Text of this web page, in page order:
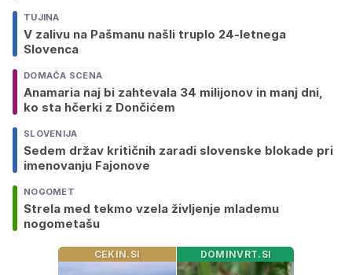
TUJINA
V zalivu na Pašmanu našli truplo 24-letnega
Slovenca
DOMAČA SCENA
Anamaria naj bi zahtevala 34 milijonov in manj dni,
ko sta hčerki z Dončićem
SLOVENIJA
Sedem držav kritičnih zaradi slovenske blokade pri
imenovanju Fajonove
NOGOMET
Strela med tekmo vzela življenje mlademu
nogometašu
CEKIN.SI DOMINVRT.SI